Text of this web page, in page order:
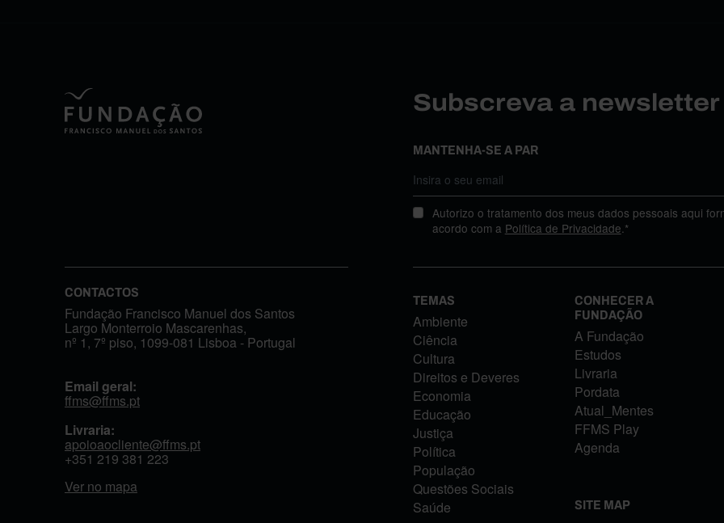
Subscreva a
MANTENHA-SE A PAR
Autorizo o tratamento dos meus dados pessoais aqui
acordo com a Política de Privacidade.*
CONTACTOS
Fundação Francisco Manuel dos Santos
Largo Monterroio Mascarenhas,
nº 1, 7º piso, 1099-081 Lisboa - Portugal
Email geral:
ffms@ffms.pt
Livraria:
apoioaocliente@ffms.pt
+351 219 381 223
Ver no mapa
TEMAS
Ambiente
Ciência
Cultura
Direitos e Deveres
Economia
Educação
Justiça
Política
População
Questões Sociais
Saúde
CONHECER A
FUNDAÇÃO
A Fundação
Estudos
Livraria
Pordata
Atual_Mentes
FFMS Play
Agenda
SITE MAP